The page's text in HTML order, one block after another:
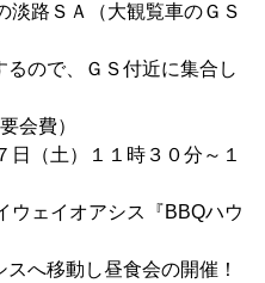
ＳＡ（大観覧車のＧＳ
で、ＧＳ付近に集合し
会費）
土）１１時３０分～１
イオアシス『BBQハウ
移動し昼食会の開催！